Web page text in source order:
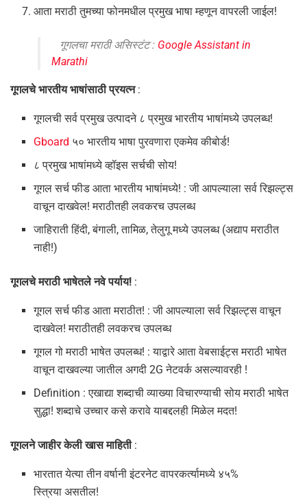
आता मराठी तुमच्या फोनमधील प्रमुख भाषा म्हणून वापरली जाईल!
गूगलचा मराठी असिस्टंट : Google Assistant in
Marathi
गूगलचे भारतीय भाषांसाठी प्रयत्न:
गूगलची सर्व प्रमुख उत्पादने ८ प्रमुख भारतीय भाषांमध्ये उपलब्ध!
Gboard ५० भारतीय भाषा पुरवणारा एकमेव कीबोर्ड!
८ प्रमुख भाषांमध्ये व्हॉइस सर्चची सोय!
गूगल सर्च फीड आता भारतीय भाषांमध्ये! : जी आपल्याला सर्व रिझल्ट्स
वाचून दाखवेल! मराठीतही लवकरच उपलब्ध
जाहिराती हिंदी, बंगाली, तामिळ, तेलुगू मध्ये उपलब्ध (अद्याप मराठीत
नाही!)
गूगलचे मराठी भाषेतले नवे पर्याय! :
गूगल सर्च फीड आता मराठीत! : जी आपल्याला सर्व रिझल्ट्स वाचून
दाखवेल! मराठीतही लवकरच उपलब्ध
गूगल गो मराठी भाषेत उपलब्ध! : याद्वारे आता वेबसाईट्स मराठी भाषेत
वाचून दाखवल्या जातील अगदी 2G नेटवर्क असल्यावरही !
Definition : एखाद्या शब्दाची व्याख्या विचारण्याची सोय मराठी भाषेत
सुद्धा! शब्दाचे उच्चार कसे करावे याबद्दलही मिळेल मदत!
गूगलने जाहीर केली खास माहिती:
भारतात येत्या तीन वर्षानी इंटरनेट वापरकर्त्यामध्ये ४५%
स्त्रिया असतील!